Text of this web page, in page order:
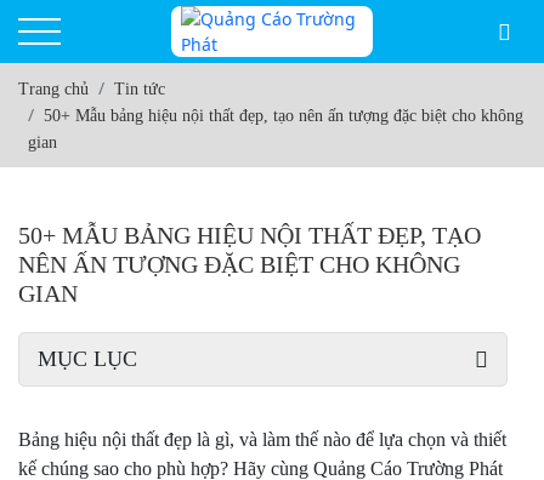
Trang chủ
Tin tức
50+ Mẫu bảng hiệu nội thất đẹp, tạo nên ấn tượng đặc biệt cho không
gian
50+ MẪU BẢNG HIỆU NỘI THẤT ĐẸP, TẠO
NÊN ẤN TƯỢNG ĐẶC BIỆT CHO KHÔNG
GIAN
MỤC LỤC
Bảng hiệu nội thất đẹp là gì, và làm thế nào để lựa chọn và thiết
kế chúng sao cho phù hợp? Hãy cùng Quảng Cáo Trường Phát